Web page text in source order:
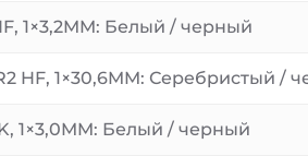
1×3,2MM: Белый / черный
HF, 1×30,6MM: Серебристый /
1×3,0MM: Белый / черный